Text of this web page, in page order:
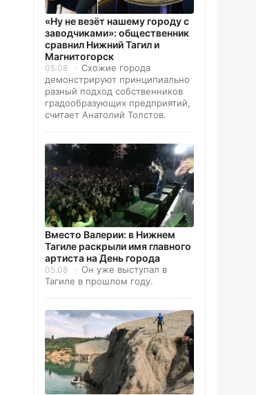
«Ну не везёт нашему городу с
заводчиками»: общественник
сравнил Нижний Тагил и
Магнитогорск
05.08
Схожие города
демонстрируют принципиально
разный подход собственников
градообразующих предприятий,
считает Анатолий Толстов.
Вместо Валерии: в Нижнем
Тагиле раскрыли имя главного
артиста на День города
05.08
Он уже выступал в
Тагиле в прошлом году.